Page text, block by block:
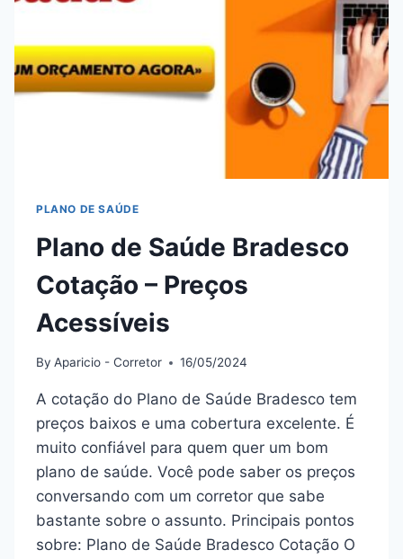
PLANO DE SAÚDE
Plano de Saúde Bradesco
Cotação – Preços
Acessíveis
By Aparicio - Corretor 16/05/2024
A cotação do Plano de Saúde Bradesco tem
preços baixos e uma cobertura excelente. É
muito confiável para quem quer um bom
plano de saúde. Você pode saber os preços
conversando com um corretor que sabe
bastante sobre o assunto. Principais pontos
sobre: Plano de Saúde Bradesco Cotação O